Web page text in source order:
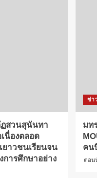
สวนสุนันทา
นื่องตลอด
าวชนเรียนจน
การศึกษาอย่าง
ข่า
มท
คน
ตอน